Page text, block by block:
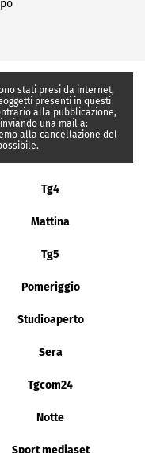
stati presi da internet,
presenti in questi
alla pubblicazione,
una mail a:
alla cancellazione del
Tg4
Mattina
Tg5
Pomeriggio
Studioaperto
Sera
Tgcom24
Notte
Sport mediaset